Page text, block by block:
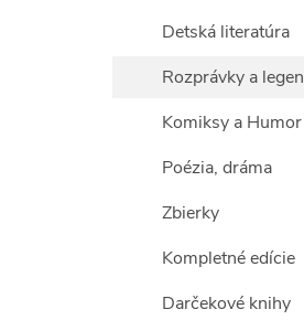
Detská literatúra
Rozprávky a
Komiksy a Humor
Poézia, dráma
Zbierky
Kompletné edície
Darčekové knihy